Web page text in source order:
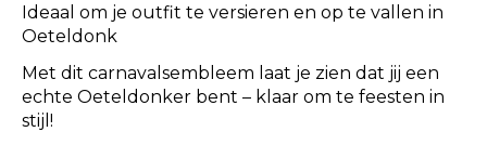
Ideaal om je outfit te versieren en op te vallen in
Oeteldonk
Met dit carnavalsembleem laat je zien dat jij een
echte Oeteldonker bent – klaar om te feesten in
stijl!